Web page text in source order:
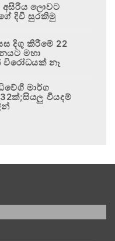
අසිරිය ලොවට
දිවි සුරකිමු
දිගු කිරීමේ 22
මහා
නෑ
මාර්ග
වියදම්